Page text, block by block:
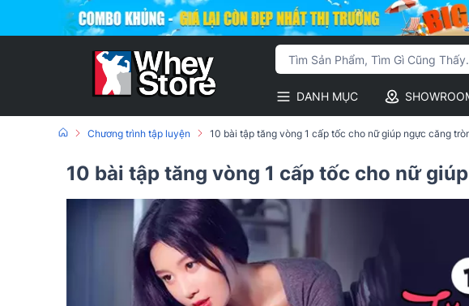
DANH MỤC
Chương trình tập luyện 10 bài tập tăng vòng 1 cấp tốc cho nữ giúp ngực căng
10 bài tập tăng vòng 1 cấp tốc cho nữ